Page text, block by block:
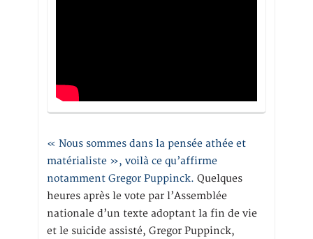
« Nous sommes dans la pensée athée et
matérialiste », voilà ce qu’affirme
notamment Gregor Puppinck. Quelques
heures après le vote par l’Assemblée
nationale d’un texte adoptant la fin de vie
et le suicide assisté, Gregor Puppinck,